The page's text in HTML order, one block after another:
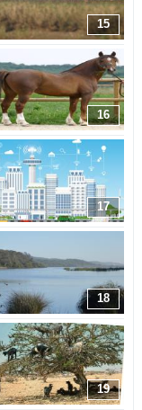
15
16
17
18
19